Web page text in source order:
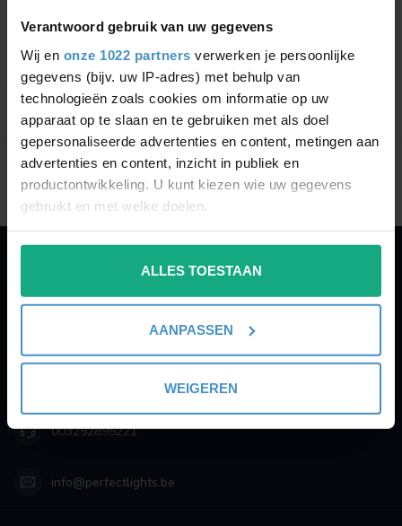
Verantwoord gebruik van uw gegevens
Wij en onze 1022 partners verwerken je persoonlijke
gegevens (bijv. uw IP-adres) met behulp van
technologieën zoals cookies om informatie op uw
apparaat op te slaan en te gebruiken met als doel
gepersonaliseerde advertenties en content, metingen aan
advertenties en content, inzicht in publiek en
productontwikkeling. U kunt kiezen wie uw gegevens
gebruikt en met welke doelen.
Als u het toestaat, willen we ook graag:
Informatie verzamelen over uw geografische
locatie, die tot een paar meter nauwkeurig kan zijn
scannen op specifieke eigenschappen (fingerprinting)
Lees meer over hoe uw persoonlijke gegevens worden
verwerkt en stel uw voorkeuren in het
intrekken in de Cookieverklaring.
personaliseren, om functies voor social media te bieden
ALLES TOESTAAN
AANPASSEN
WEIGEREN
warm - GU10 - 4x5W
€204,95 €174,21
2200K/3000K - IP44...
€204,95
Toon1-2van 2
PERFECTLIGHTS
Gegevens:
9220 Hamme
003252895221
info@perfectlights.be